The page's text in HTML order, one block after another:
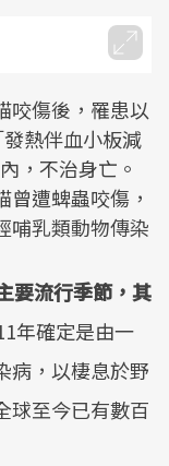
咬傷後，罹患以
熱伴血小板減
，不治身亡。
遭蜱蟲咬傷，
哺乳類動物傳染
要流行季節，其
年確定是由一
病，以棲息於野
球至今已有數百